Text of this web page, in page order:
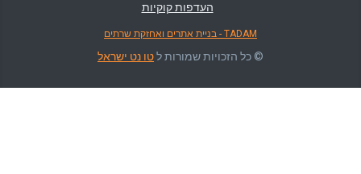
העדפות קוקיות
TADAM - בניית אתרים ואחזקת שרתים
© כל הזכויות שמורות לטו נט ישראל